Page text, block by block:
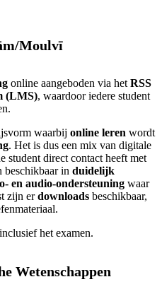
Moulvī
online aangeboden via het RSS
(LMS), waardoor iedere student
waarbij online leren wordt
. Het is dus een mix van digitale
student direct contact heeft met
beschikbaar in duidelijk
en audio‑ondersteuning waar
zijn erdownloads beschikbaar,
het examen.
Wetenschappen